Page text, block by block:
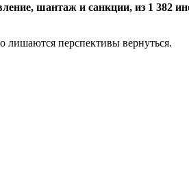
шантаж и санкции, из 1 382
лишаются перспективы вернуться.